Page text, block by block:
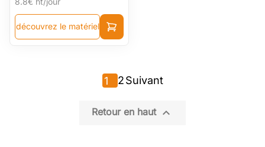
découvrez le matériel
1 2Suivant
Retour en haut 